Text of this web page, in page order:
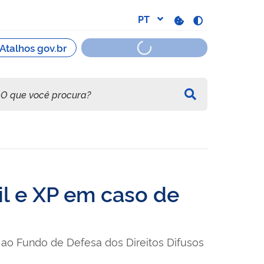
e XP em caso de
Fundo de Defesa dos Direitos Difusos